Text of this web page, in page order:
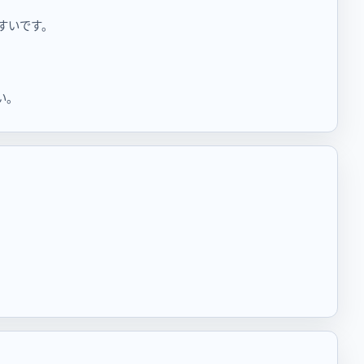
です。